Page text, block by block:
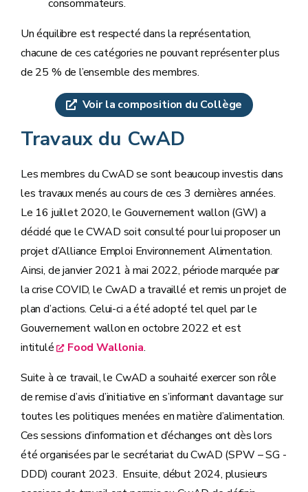
consommateurs.
Un équilibre est respecté dans la représentation,
chacune de ces catégories ne pouvant représenter plus
de 25 % de l’ensemble des membres.
Voir la composition du Collège
Travaux du CwAD
Les membres du CwAD se sont beaucoup investis dans
les travaux menés au cours de ces 3 dernières années.
Le 16 juillet 2020, le Gouvernement wallon (GW) a
décidé que le CWAD soit consulté pour lui proposer un
projet d’Alliance Emploi Environnement Alimentation.
Ainsi, de janvier 2021 à mai 2022, période marquée par
la crise COVID, le CwAD a travaillé et remis un projet de
plan d’actions. Celui-ci a été adopté tel quel par le
Gouvernement wallon en octobre 2022 et est
intitulé
Food Wallonia.
Suite à ce travail, le CwAD a souhaité exercer son rôle
de remise d’avis d’initiative en s’informant davantage sur
toutes les politiques menées en matière d’alimentation.
Ces sessions d’information et d’échanges ont dès lors
été organisées par le secrétariat du CwAD (SPW – SG -
DDD) courant 2023. Ensuite, début 2024, plusieurs